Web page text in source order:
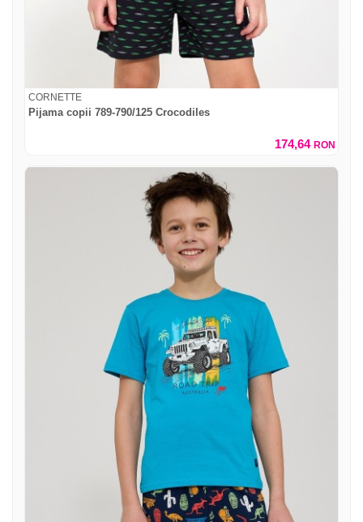
CORNETTE
Pijama copii 789-790/125 Crocodiles
174,64 RON